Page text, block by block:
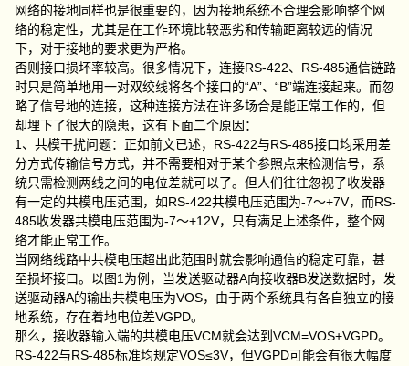
网络的接地同样也是很重要的，因为接地系统不合理会影响整个网
络的稳定性，尤其是在工作环境比较恶劣和传输距离较远的情况
下，对于接地的要求更为严格。
否则接口损坏率较高。很多情况下，连接RS-422、RS-485通信链路
时只是简单地用一对双绞线将各个接口的“A”、“B”端连接起来。而忽
略了信号地的连接，这种连接方法在许多场合是能正常工作的，但
却埋下了很大的隐患，这有下面二个原因：
1、共模干扰问题：正如前文已述，RS-422与RS-485接口均采用差
分方式传输信号方式，并不需要相对于某个参照点来检测信号，系
统只需检测两线之间的电位差就可以了。但人们往往忽视了收发器
有一定的共模电压范围，如RS-422共模电压范围为-7～+7V，而RS-
485收发器共模电压范围为-7～+12V，只有满足上述条件，整个网
络才能正常工作。
当网络线路中共模电压超出此范围时就会影响通信的稳定可靠，甚
至损坏接口。以图1为例，当发送驱动器A向接收器B发送数据时，发
送驱动器A的输出共模电压为VOS，由于两个系统具有各自独立的接
地系统，存在着地电位差VGPD。
那么，接收器输入端的共模电压VCM就会达到VCM=VOS+VGPD。
RS-422与RS-485标准均规定VOS≤3V，但VGPD可能会有很大幅度